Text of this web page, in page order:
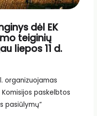
dėl EK
teiginių
liepos 11 d.
organizuojamas
Komisijos paskelbtos
pasiūlymų”